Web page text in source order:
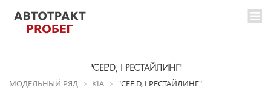
"CEE'D, I РЕСТАЙЛИНГ"
МОДЕЛЬНЫЙ РЯД KIA "CEE'D, I РЕСТАЙЛИНГ"